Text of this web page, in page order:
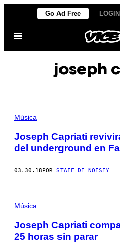
contenido
Go Ad Free
Abrir
joseph
Música
Joseph Capriati
del underground en
03.30.18 POR STAFF DE NOISEY
Música
Joseph Capriati
25 horas sin parar